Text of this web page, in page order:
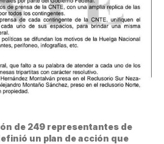
de 249 representantes de
un plan de acción que